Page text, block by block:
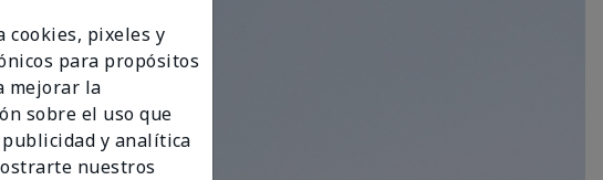
cookies, pixeles y
para propósitos
mejorar la
sobre el uso que
publicidad y analítica
nuestros